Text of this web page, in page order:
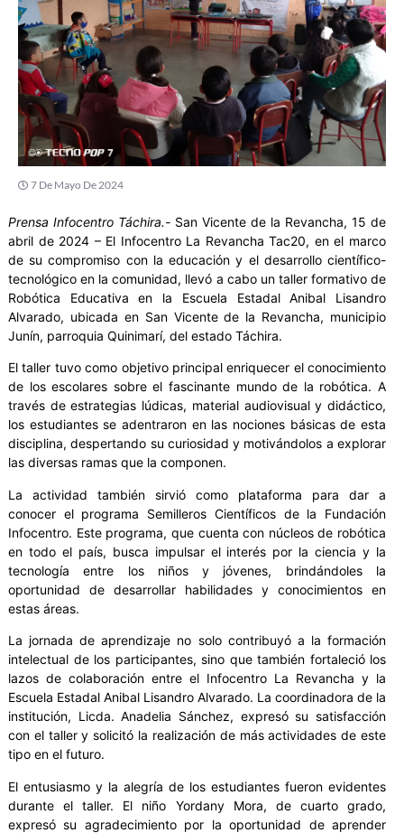
7 De Mayo De 2024
Prensa Infocentro Táchira.- San Vicente de la Revancha, 15 de
abril de 2024 – El Infocentro La Revancha Tac20, en el marco
de su compromiso con la educación y el desarrollo científico-
tecnológico en la comunidad, llevó a cabo un taller formativo de
Robótica Educativa en la Escuela Estadal Anibal Lisandro
Alvarado, ubicada en San Vicente de la Revancha, municipio
Junín, parroquia Quinimarí, del estado Táchira.
El taller tuvo como objetivo principal enriquecer el conocimiento
de los escolares sobre el fascinante mundo de la robótica. A
través de estrategias lúdicas, material audiovisual y didáctico,
los estudiantes se adentraron en las nociones básicas de esta
disciplina, despertando su curiosidad y motivándolos a explorar
las diversas ramas que la componen.
La actividad también sirvió como plataforma para dar a
conocer el programa Semilleros Científicos de la Fundación
Infocentro. Este programa, que cuenta con núcleos de robótica
en todo el país, busca impulsar el interés por la ciencia y la
tecnología entre los niños y jóvenes, brindándoles la
oportunidad de desarrollar habilidades y conocimientos en
estas áreas.
La jornada de aprendizaje no solo contribuyó a la formación
intelectual de los participantes, sino que también fortaleció los
lazos de colaboración entre el Infocentro La Revancha y la
Escuela Estadal Anibal Lisandro Alvarado. La coordinadora de la
institución, Licda. Anadelia Sánchez, expresó su satisfacción
con el taller y solicitó la realización de más actividades de este
tipo en el futuro.
El entusiasmo y la alegría de los estudiantes fueron evidentes
durante el taller. El niño Yordany Mora, de cuarto grado,
expresó su agradecimiento por la oportunidad de aprender